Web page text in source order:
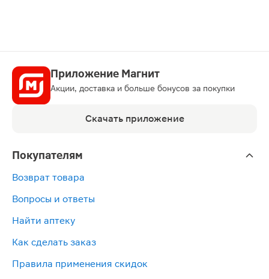
Приложение Магнит
Акции, доставка и больше бонусов за покупки
Скачать приложение
Покупателям
Возврат товара
Вопросы и ответы
Найти аптеку
Как сделать заказ
Правила применения скидок